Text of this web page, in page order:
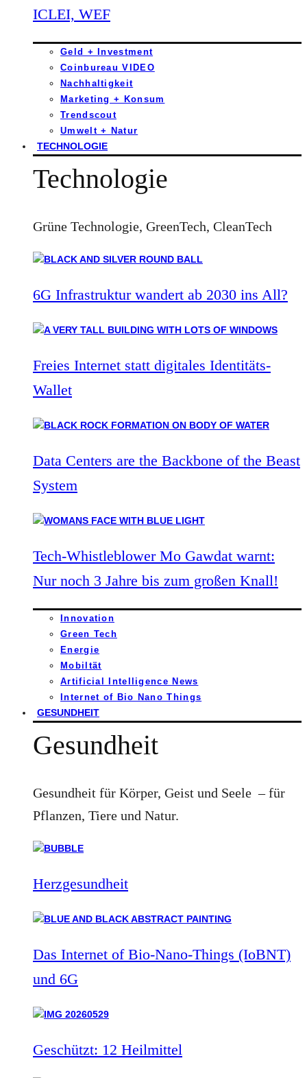
ICLEI, WEF
Geld + Investment
Coinbureau VIDEO
Nachhaltigkeit
Marketing + Konsum
Trendscout
Umwelt + Natur
TECHNOLOGIE
Technologie
Grüne Technologie, GreenTech, CleanTech
6G Infrastruktur wandert ab 2030 ins All?
Freies Internet statt digitales Identitäts-
Wallet
Data Centers are the Backbone of the Beast
System
Tech-Whistleblower Mo Gawdat warnt:
Nur noch 3 Jahre bis zum großen Knall!
Innovation
Green Tech
Energie
Mobiltät
Artificial Intelligence News
Internet of Bio Nano Things
GESUNDHEIT
Gesundheit
Gesundheit für Körper, Geist und Seele – für
Pflanzen, Tiere und Natur.
Herzgesundheit
Das Internet of Bio-Nano-Things (IoBNT)
und 6G
Geschützt: 12 Heilmittel